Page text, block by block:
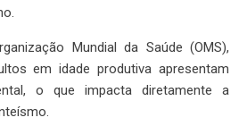
Mundial da Saúde (OMS),
em idade produtiva apresentam
o que impacta diretamente a